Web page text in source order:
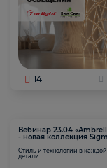
14
Вебинар 23.04
- новая коллекция
Стиль и технологии в каждой
детали